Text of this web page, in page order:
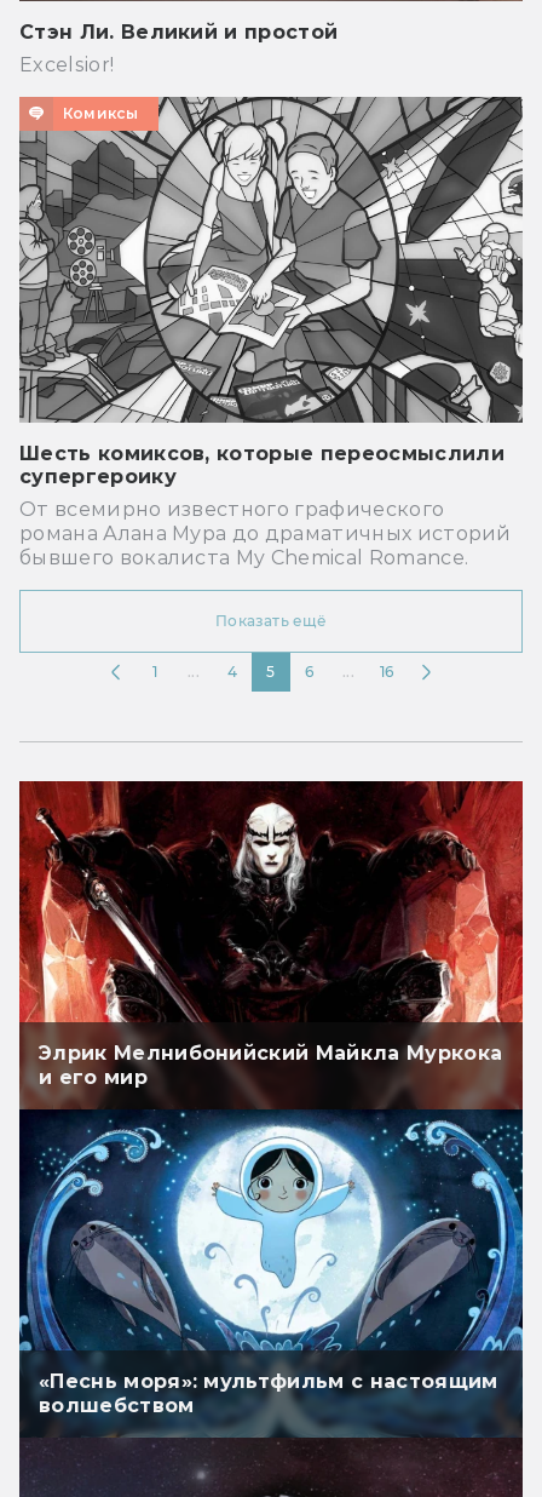
Стэн Ли. Великий и простой
Excelsior!
Комиксы
Шесть комиксов, которые переосмыслили
супергероику
От всемирно известного графического
романа Алана Мура до драматичных историй
бывшего вокалиста My Chemical Romance.
Показать ещё
...
1 4 5 6 16
...
Элрик Мелнибонийский Майкла Муркока
и его мир
«Песнь моря»: мультфильм с настоящим
волшебством